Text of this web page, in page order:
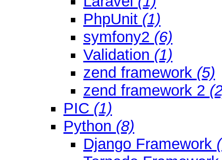
PhpUnit (1)
symfony2 (6)
Validation (1)
zend framework (5)
zend framework 2
PIC (1)
Python (8)
Django Framework